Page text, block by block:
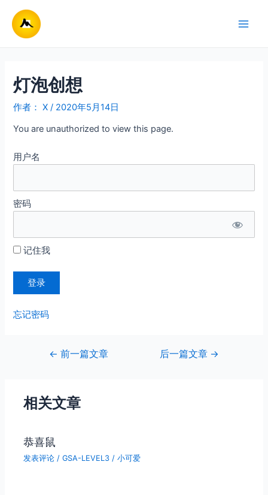
灯泡创想
作者： X/ 2020年5月14日
You are unauthorized to view this page.
用户名
密码
记住我
忘记密码
航
← 前一篇文章 后一篇文章 →
相关文章
恭喜鼠
发表评论 /GSA-LEVEL3 /小可爱